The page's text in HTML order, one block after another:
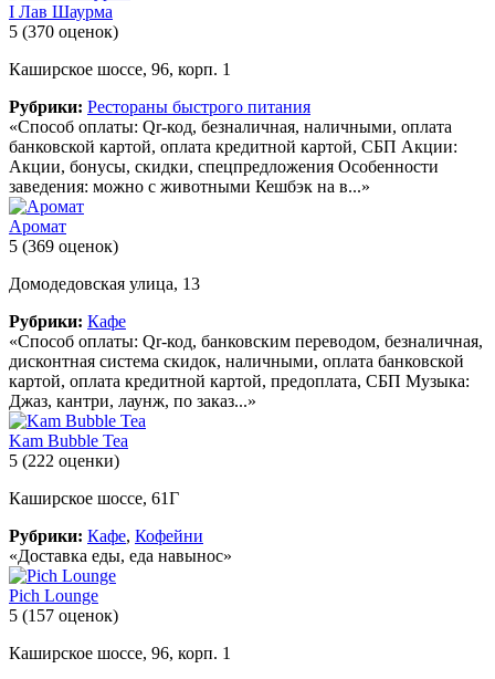
I Лав Шаурма
5 (370 оценок)
Каширское шоссе, 96, корп. 1
Рубрики: Рестораны быстрого питания
«Способ оплаты: Qr-код, безналичная, наличными, оплата
банковской картой, оплата кредитной картой, СБП Акции:
Акции, бонусы, скидки, спецпредложения Особенности
заведения: можно с животными Кешбэк на в...»
Аромат
5 (369 оценок)
Домодедовская улица, 13
Рубрики: Кафе
«Способ оплаты: Qr-код, банковским переводом, безналичная,
дисконтная система скидок, наличными, оплата банковской
картой, оплата кредитной картой, предоплата, СБП Музыка:
Джаз, кантри, лаунж, по заказ...»
Kam Bubble Tea
5 (222 оценки)
Каширское шоссе, 61Г
Рубрики: Кафе, Кофейни
«Доставка еды, еда навынос»
Pich Lounge
5 (157 оценок)
Каширское шоссе, 96, корп. 1